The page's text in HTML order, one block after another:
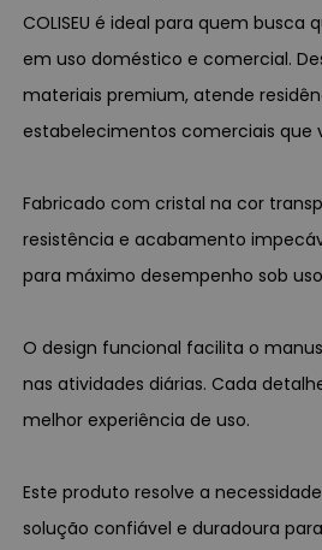
COLISEU é ideal para quem busca
em uso doméstico e comercial.
materiais premium, atende
estabelecimentos comerciais que
Fabricado com cristal na cor
resistência e acabamento
para máximo desempenho sob
O design funcional facilita o
nas atividades diárias. Cada
melhor experiência de uso.
Este produto resolve a
solução confiável e duradoura